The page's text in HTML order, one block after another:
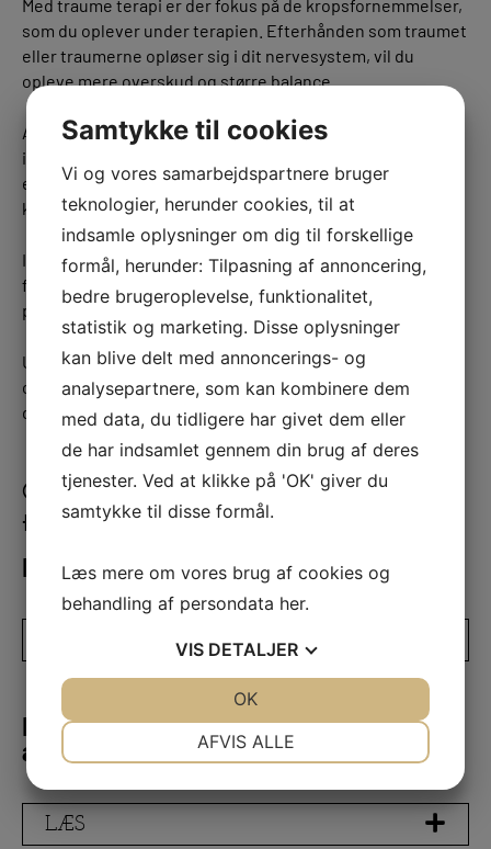
Med traume terapi er der fokus på de kropsfornemmelser,
som du oplever under terapien. Efterhånden som traumet
eller traumerne opløser sig i dit nervesystem, vil du
opleve mere overskud og større balance.
At forstå et traume eller chok er ikke nok til at komme
igennem et traume. Det er kombinationen af samtale og
en særlig fokus på kroppen, der gør at traumet langsomt
kan forløses.
I trygge og rolige omgivelser, vil der under terapien være
fokus på at finde balancen imellem det
positive(ressourcer) og det negative(problemet).
Udover traumeterapi tilbyder jeg ogsåstressbehandling
og
psykoterapi, hvor vi bl.a. også kommer ind på
drømmeterapi, kropsterapi og samtaleterapi.
Ofte stillede spørgsmål om
traumeterapi
Hvad er traumeterapi?
Hvordan adskiller traumeterapi sig fra
andre former for terapi?
LÆS
Samtykke til cookies
Vi og vores samarbejdspartnere bruger
teknologier, herunder cookies, til at
indsamle oplysninger om dig til forskellige
formål, herunder: Tilpasning af annoncering,
bedre brugeroplevelse, funktionalitet,
statistik og marketing. Disse oplysninger
kan blive delt med annoncerings- og
analysepartnere, som kan kombinere dem
med data, du tidligere har givet dem eller
de har indsamlet gennem din brug af deres
tjenester. Ved at klikke på 'OK' giver du
samtykke til disse formål.
Læs mere om vores brug af cookies og
behandling af persondata her.
VIS DETALJER
MARKETING STATISTIK
AFVIS ALLE
OK